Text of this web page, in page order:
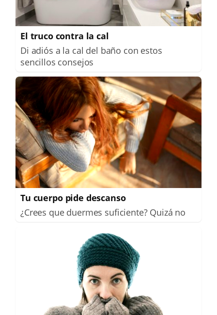
El truco contra la cal
Di adiós a la cal del baño con estos
sencillos consejos
Tu cuerpo pide descanso
¿Crees que duermes suficiente? Quizá no